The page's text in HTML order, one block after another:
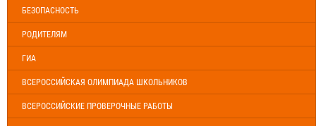
БЕЗОПАСНОСТЬ
РОДИТЕЛЯМ
ГИА
ВСЕРОССИЙСКАЯ ОЛИМПИАДА ШКОЛЬНИКОВ
ВСЕРОССИЙСКИЕ ПРОВЕРОЧНЫЕ РАБОТЫ